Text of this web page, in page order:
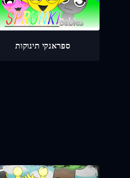
ספראנקי תינוקות